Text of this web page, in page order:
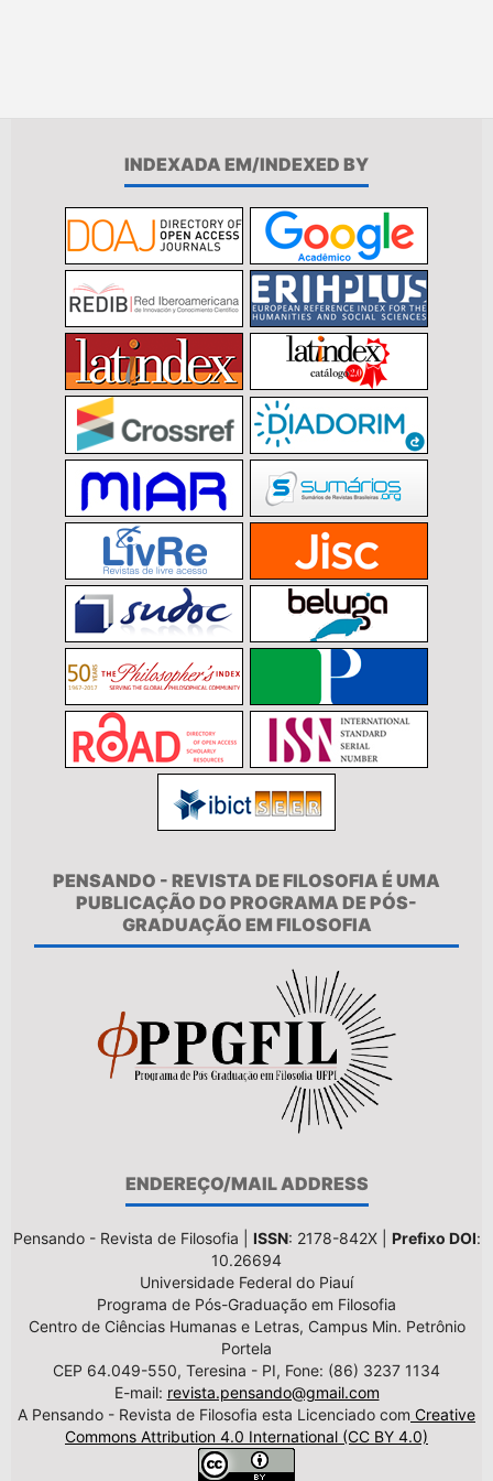
INDEXADA EM/INDEXED BY
PENSANDO - REVISTA DE FILOSOFIA É UMA
PUBLICAÇÃO DO PROGRAMA DE PÓS-
GRADUAÇÃO EM FILOSOFIA
ENDEREÇO/MAIL ADDRESS
Pensando - Revista de Filosofia | ISSN: 2178-842X | Prefixo DOI:
10.26694
Universidade Federal do Piauí
Programa de Pós-Graduação em Filosofia
Centro de Ciências Humanas e Letras, Campus Min. Petrônio
Portela
CEP 64.049-550, Teresina - PI, Fone: (86) 3237 1134
E-mail: revista.pensando@gmail.com
A Pensando - Revista de Filosofia esta Licenciado com Creative
Commons Attribution 4.0 International (CC BY 4.0)